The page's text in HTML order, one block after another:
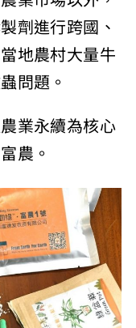
劑進行跨國、
地農村大量牛
問題。
業永續為核心
農。